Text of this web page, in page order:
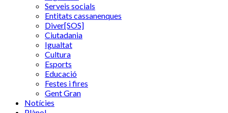
Serveis socials
Entitats cassanenques
Diver[SOS]
Ciutadania
Igualtat
Cultura
Esports
Educació
Festes i fires
Gent Gran
Notícies